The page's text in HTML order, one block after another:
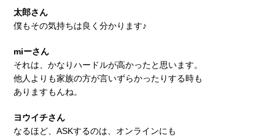
太郎さん
僕もその気持ちは良く分かります♪
miーさん
それは、かなりハードルが高かったと思います。
他人よりも家族の方が言いずらかったりする時も
ありますもんね。
ヨウイチさん
なるほど、ASKするのは、オンラインにも